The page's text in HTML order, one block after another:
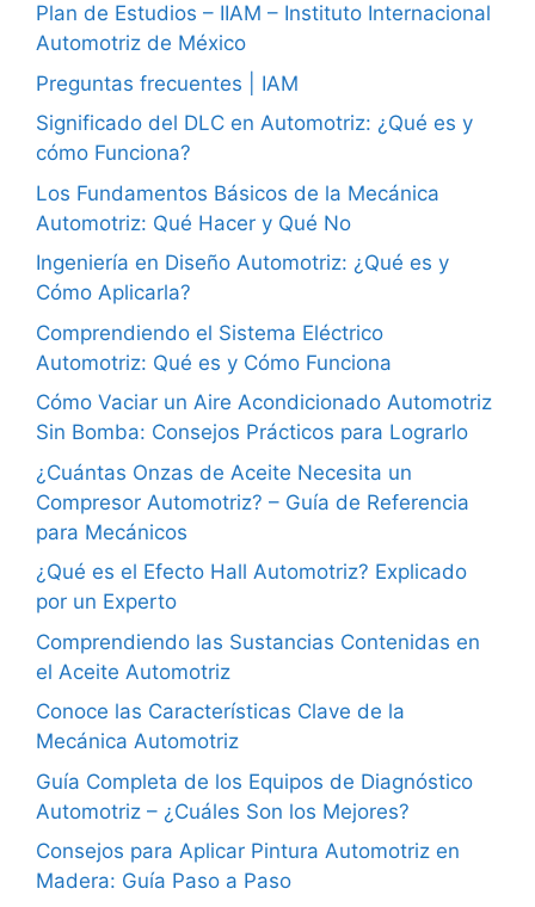
Plan de Estudios – IIAM – Instituto Internacional
Automotriz de México
Preguntas frecuentes | IAM
Significado del DLC en Automotriz: ¿Qué es y
cómo Funciona?
Los Fundamentos Básicos de la Mecánica
Automotriz: Qué Hacer y Qué No
Ingeniería en Diseño Automotriz: ¿Qué es y
Cómo Aplicarla?
Comprendiendo el Sistema Eléctrico
Automotriz: Qué es y Cómo Funciona
Cómo Vaciar un Aire Acondicionado Automotriz
Sin Bomba: Consejos Prácticos para Lograrlo
¿Cuántas Onzas de Aceite Necesita un
Compresor Automotriz? – Guía de Referencia
para Mecánicos
¿Qué es el Efecto Hall Automotriz? Explicado
por un Experto
Comprendiendo las Sustancias Contenidas en
el Aceite Automotriz
Conoce las Características Clave de la
Mecánica Automotriz
Guía Completa de los Equipos de Diagnóstico
Automotriz – ¿Cuáles Son los Mejores?
Consejos para Aplicar Pintura Automotriz en
Madera: Guía Paso a Paso